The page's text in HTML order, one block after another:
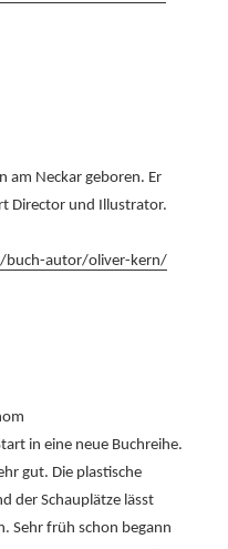
am Neckar geboren. Er
Director und Illustrator.
autor/oliver-kern/
in eine neue Buchreihe.
gut. Die plastische
der Schauplätze lässt
Sehr früh schon begann